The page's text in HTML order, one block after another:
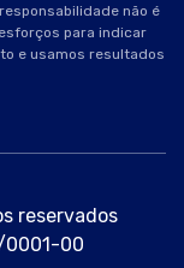
não é
para indicar
e usamos resultados
reservados
0001-00